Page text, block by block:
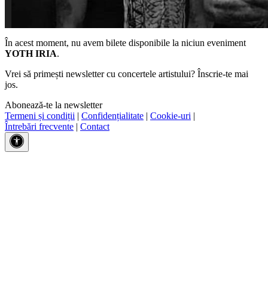
În acest moment, nu avem bilete disponibile la niciun eveniment
YOTH IRIA.
Vrei să primești newsletter cu concertele artistului? Înscrie-te mai
jos.
Abonează-te la newsletter
Termeni și condiții | Confidențialitate | Cookie-uri |
Întrebări frecvente | Contact